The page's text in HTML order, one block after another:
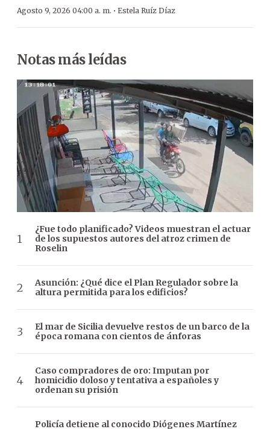
Agosto 9, 2026 04:00 a. m. · Estela Ruíz Díaz
Notas más leídas
¿Fue todo planificado? Videos muestran el actuar
de los supuestos autores del atroz crimen de
Roselin
Asunción: ¿Qué dice el Plan Regulador sobre la
altura permitida para los edificios?
El mar de Sicilia devuelve restos de un barco de la
época romana con cientos de ánforas
Caso compradores de oro: Imputan por
homicidio doloso y tentativa a españoles y
ordenan su prisión
Policía detiene al conocido Diógenes Martínez